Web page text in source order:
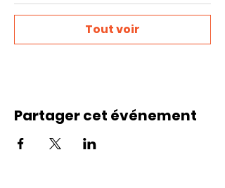
Tout voir
Partager cet événement